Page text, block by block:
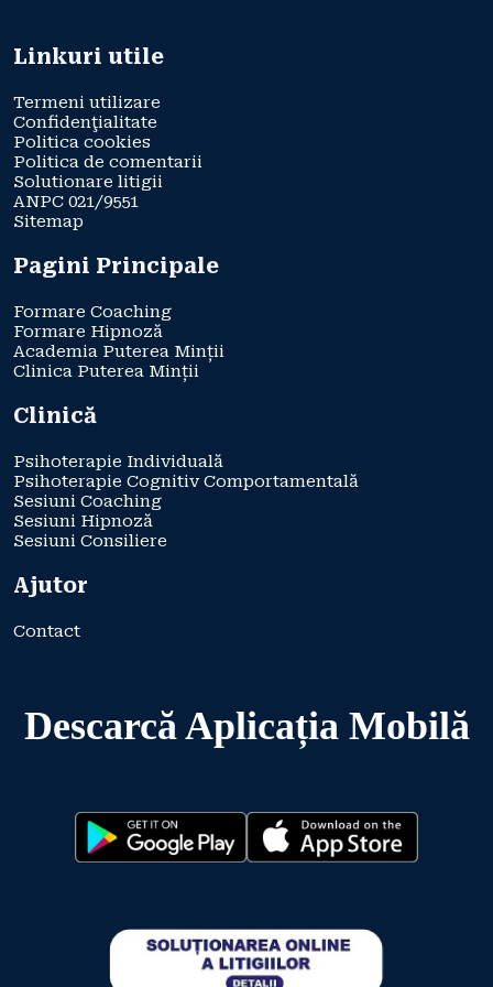
Linkuri utile
Termeni utilizare
Confidenţialitate
Politica cookies
Politica de comentarii
Solutionare litigii
ANPC 021/9551
Sitemap
Pagini Principale
Formare Coaching
Formare Hipnoză
Academia Puterea Minții
Clinica Puterea Minții
Clinică
Psihoterapie Individuală
Psihoterapie Cognitiv Comportamentală
Sesiuni Coaching
Sesiuni Hipnoză
Sesiuni Consiliere
Ajutor
Contact
Descarcă Aplicația Mobilă